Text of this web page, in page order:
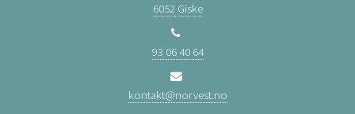
6052 Giske
93 06 40 64
kontakt@norvest.no